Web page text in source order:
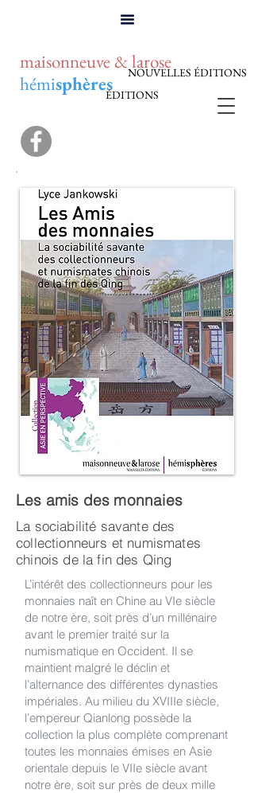
hémisphèresÉDITIONS
maisonneuve & laroseNOUVELLES ÉDITIONS
Les amis des monnaies
La sociabilité savante des
collectionneurs et numismates
chinois de la fin des Qing
L’intérêt des collectionneurs pour les
monnaies naît en Chine au VIe siècle
de notre ère, soit près d’un millénaire
avant le premier traité sur la
numismatique en Occident. Il se
maintient malgré le déclin et
l’alternance des différentes dynasties
impériales. Au milieu du XVIIIe siècle,
l’empereur Qianlong possède la
collection la plus complète comprenant
toutes les monnaies émises en Asie
orientale depuis le VIIe siècle avant
notre ère, soit sur près de deux mille